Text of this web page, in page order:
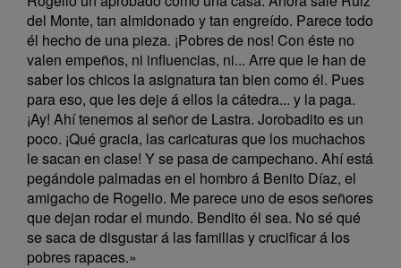
del Monte, tan almidonado y tan engreído. Parece todo
él hecho de una pieza. ¡Pobres de nos! Con éste no
valen empeños, ni influencias, ni... Arre que le han de
saber los chicos la asignatura tan bien como él. Pues
para eso, que les deje á ellos la cátedra... y la paga.
¡Ay! Ahí tenemos al señor de Lastra. Jorobadito es un
poco. ¡Qué gracia, las caricaturas que los muchachos
le sacan en clase! Y se pasa de campechano. Ahí está
pegándole palmadas en el hombro á Benito Díaz, el
amigacho de Rogelio. Me parece uno de esos señores
que dejan rodar el mundo. Bendito él sea. No sé qué
se saca de disgustar á las familias y crucificar á los
pobres rapaces.»